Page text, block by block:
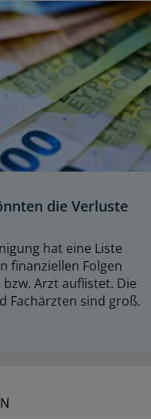
die Verluste
hat eine Liste
finanziellen Folgen
Arzt auflistet. Die
Fachärzten sind groß.